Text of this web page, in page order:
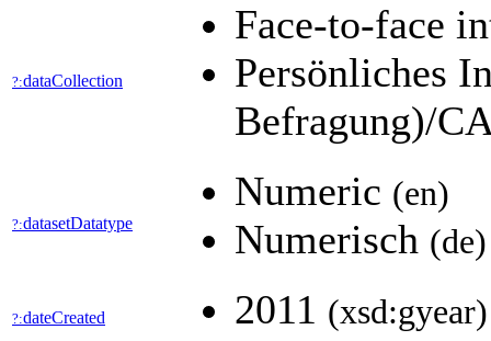
?:dataCollection
Face-to-face
Persönliches
Befragung)/
?:datasetDatatype
Numeric (en)
Numerisch (de)
?:dateCreated 2011 (xsd:gyear)